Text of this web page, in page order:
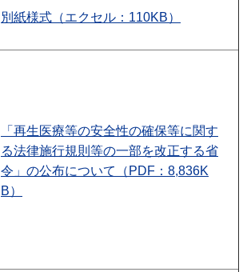
別紙様式（エクセル：110KB）
「再生医療等の安全性の確保等に関す
る法律施行規則等の一部を改正する省
令」の公布について（PDF：8,836K
B）